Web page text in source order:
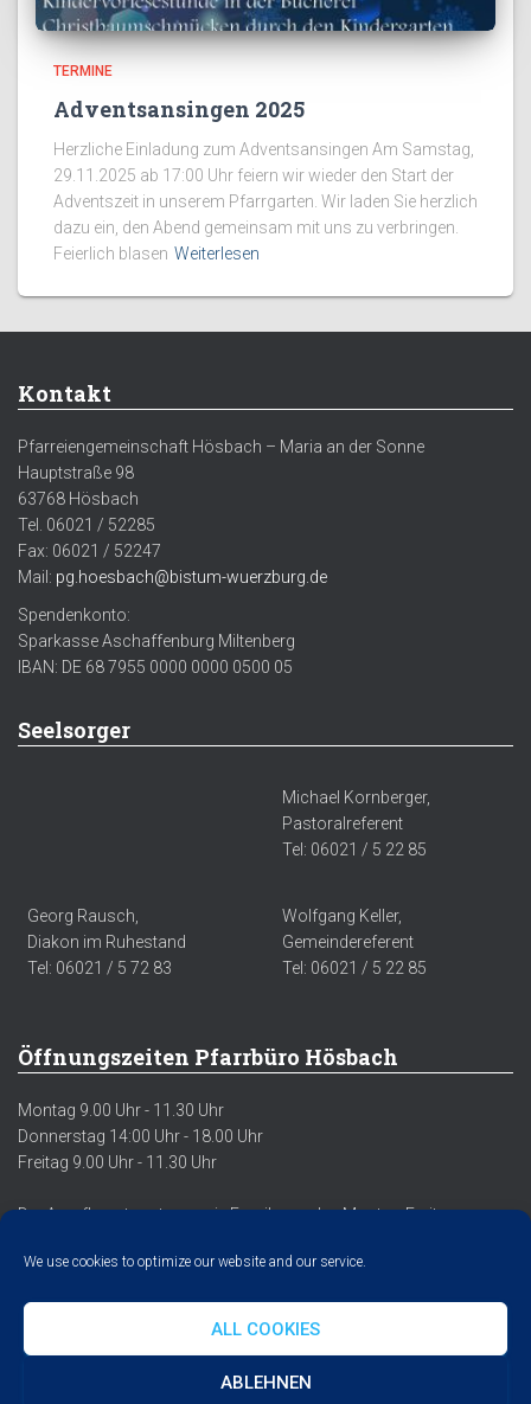
We use cookies to optimize our website and our service.
ALL COOKIES
ABLEHNEN
TERMINE
Adventsansingen 2025
Herzliche Einladung zum Adventsansingen Am Samstag,
29.11.2025 ab 17:00 Uhr feiern wir wieder den Start der
Adventszeit in unserem Pfarrgarten. Wir laden Sie herzlich
dazu ein, den Abend gemeinsam mit uns zu verbringen.
Feierlich blasen Weiterlesen
Kontakt
Pfarreiengemeinschaft Hösbach – Maria an der Sonne
Hauptstraße 98
63768 Hösbach
Tel. 06021 / 52285
Fax: 06021 / 52247
Mail: pg.hoesbach@bistum-wuerzburg.de
Spendenkonto:
Sparkasse Aschaffenburg Miltenberg
IBAN: DE 68 7955 0000 0000 0500 05
Seelsorger
Michael Kornberger,
Pastoralreferent
Tel: 06021 / 5 22 85
Georg Rausch,
Diakon im Ruhestand
Tel: 06021 / 5 72 83
Wolfgang Keller,
Gemeindereferent
Tel: 06021 / 5 22 85
Öffnungszeiten Pfarrbüro Hösbach
Montag 9.00 Uhr - 11.30 Uhr
Donnerstag 14:00 Uhr - 18.00 Uhr
Freitag 9.00 Uhr - 11.30 Uhr
Der Anrufbeantworter sowie Emails werden Montag-Freitag
DATENSCHUTZERKLÄRUNG IMPRESSUM COOKIE POLICY